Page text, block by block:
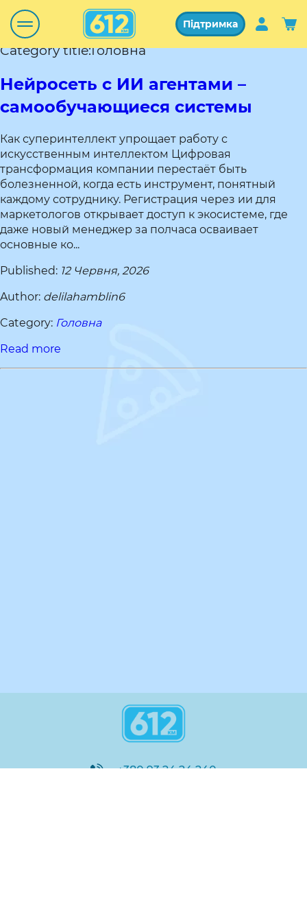
Підтримка
Category title:Головна
Нейросеть с ИИ агентами –
самообучающиеся системы
Как суперинтеллект упрощает работу с
искусственным интеллектом Цифровая
трансформация компании перестаёт быть
болезненной, когда есть инструмент, понятный
каждому сотруднику. Регистрация через ии для
маркетологов открывает доступ к экосистеме, где
даже новый менеджер за полчаса осваивает
основные ко...
Published: 12 Червня, 2026
Author: delilahamblin6
Category: Головна
Read more
+380 93 24 24 240